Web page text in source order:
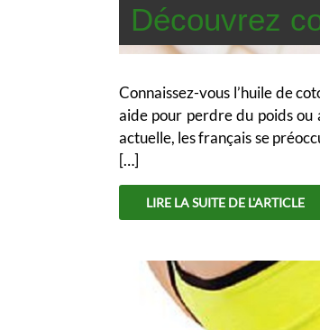
Découvrez
Connaissez-vous l’huile de
aide pour perdre du poids ou
actuelle, les français se
[…]
LIRE LA SUITE DE L'ARTICLE